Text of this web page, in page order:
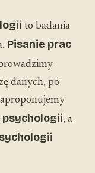
to badania
Pisanie prac
danych, po
, a